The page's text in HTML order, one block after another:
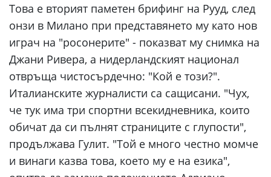
Това е вторият паметен брифинг на Рууд, след
онзи в Милано при представянето му като нов
играч на "росонерите" - показват му снимка на
Джани Ривера, а нидерландският национал
отвръща чистосърдечно: "Кой е този?".
Италианските журналисти са сащисани. "Чух,
че тук има три спортни всекидневника, които
обичат да си пълнят страниците с глупости",
продължава Гулит. "Той е много честно момче
и винаги казва това, което му е на езика",